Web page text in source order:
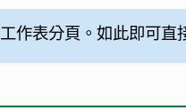
作表分頁。如此即可直